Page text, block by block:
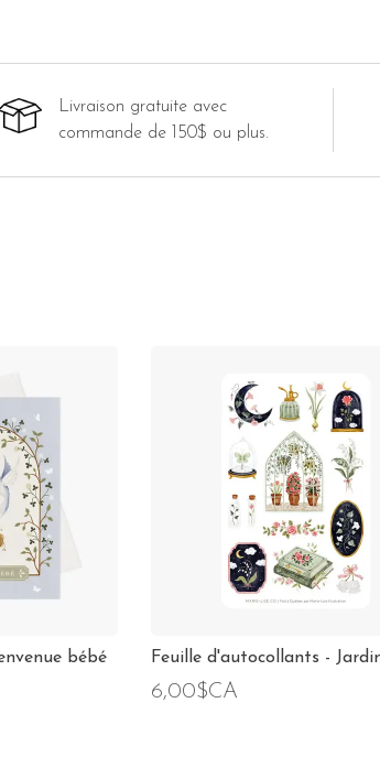
Livraison gratuite avec
commande de 150$ ou plus.
bébé Feuille d'autocollants -
6,00$CA